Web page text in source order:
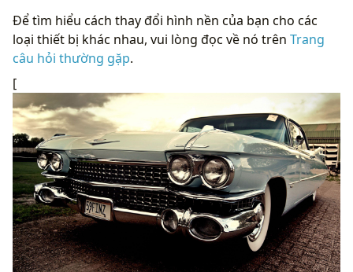
Để tìm hiểu cách thay đổi hình nền của bạn cho các
loại thiết bị khác nhau, vui lòng đọc về nó trên Trang
câu hỏi thường gặp.
[